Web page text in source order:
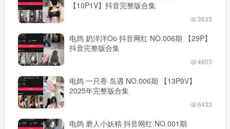
【10P1V】抖音完整版合集
3633
电鸽 奶洋洋Oo 抖音网红 NO.006期 【29P】
抖音完整版合集
4603
电鸽 一只香 岛遇 NO.006期 【13P9V】
2025年完整版合集
6433
电鸽 磨人小妖精 抖音网红 NO.001期